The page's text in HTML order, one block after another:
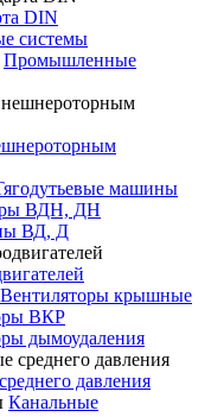
DIN
системы
Промышленные
машины
ВДН, ДН
ВД, Д
Вентиляторы крышные
ВКР
дымоудаления
давления
Канальные